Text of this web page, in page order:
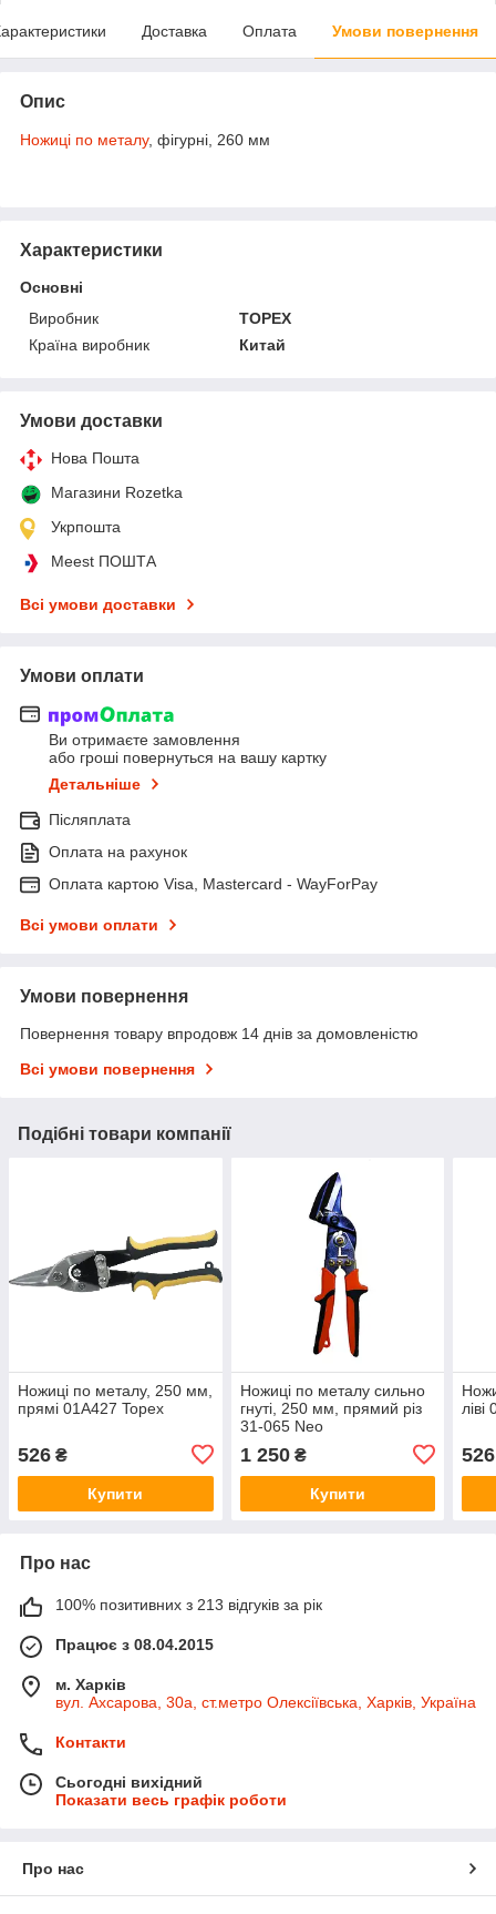
Доставка Оплата Умови повернення
Опис
Ножиці по металу, фігурні, 260 мм
Характеристики
Основні
Виробник
TOPEX
Країна виробник
Китай
Умови доставки
Нова Пошта
Магазини Rozetka
Укрпошта
Meest ПОШТА
Всі умови доставки
Умови оплати
Ви отримаєте замовлення
або гроші повернуться на вашу картку
Детальніше
Післяплата
Оплата на рахунок
Оплата картою Visa, Mastercard - WayForPay
Всі умови оплати
Умови повернення
Повернення товару впродовж 14 днів за домовленістю
Всі умови повернення
Подібні товари компанії
Ножиці по металу, 250 мм,
прямі 01A427 Topex
526 ₴
Купити
Ножиці по металу сильно
гнуті, 250 мм, прямий різ
31-065 Neo
1 250₴
Купити
526
Про нас
100% позитивних з 213 відгуків за рік
Працює з 08.04.2015
м. Харків
вул. Ахсарова, 30а, ст.метро Олексіївська, Харків, Україна
Контакти
Сьогодні вихідний
Показати весь графік роботи
Про нас